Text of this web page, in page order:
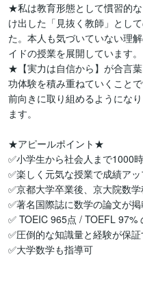
★私は教育形態として慣習的
け出した「見抜く教師」とし
た。本人も気づいていない理
イドの授業を展開しています。
★【実力は自信から】が合言
功体験を積み重ねていくこと
前向きに取り組めるようにな
ます。
★アピールポイント★
✅小学生から社会人まで1000
✅楽しく元気な授業で成績アッ
✅京都大学卒業後、京大院数
✅著名国際誌に数学の論文が
✅ TOEIC 965点 / TOEFL 97%
✅圧倒的な知識量と経験が保
✅大学数学も指導可